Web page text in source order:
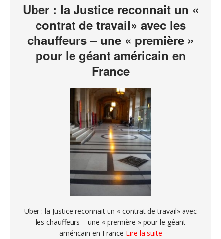
Uber : la Justice reconnait un «
contrat de travail» avec les
chauffeurs – une « première »
pour le géant américain en
France
Uber : la Justice reconnait un « contrat de travail» avec
les chauffeurs – une « première » pour le géant
américain en France Lire la suite